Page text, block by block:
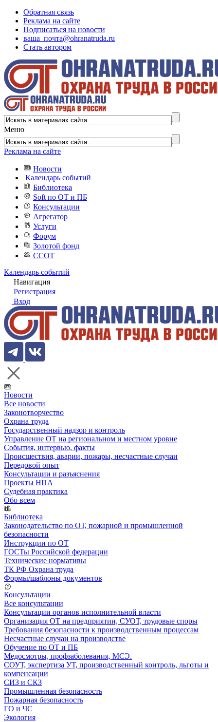
Обратная связь
Реклама на сайте
Подписаться на новости
ваша_почта@ohranatruda.ru
Стать автором
Меню
Реклама на сайте
Новости
Календарь событий
Библиотека
Soft по ОТ и ПБ
Консультации
Агрегатор
Услуги
Форум
Золотой фонд
ССОТ
Календарь событий
Навигация
Регистрация
Вход
Новости
Все новости
Законотворчество
Охрана труда
Государственный надзор и контроль
Управление ОТ на региональном и местном уровне
События, интервью, факты
Происшествия, аварии, пожары, несчастные случаи
Передовой опыт
Консультации и разъяснения
Проекты НПА
Судебная практика
Обо всем
Библиотека
Законодательство по ОТ, пожарной и промышленной
безопасности
Инструкции по ОТ
ГОСТы Российской федерации
Технические нормативы
ТК РФ Охрана труда
Формы/шаблоны документов
Консультации
Все консультации
Консультации органов исполнительной власти
Организация ОТ на предприятии, СУОТ, трудовые споры
Требования безопасности к производственным процессам
Несчастные случаи на производстве
Обучение по ОТ и ПБ
Медосмотры, профзаболевания, МСЭ.
СОУТ, экспертиза УТ, производственный контроль, льготы и
компенсации
СИЗ и СКЗ
Промышленная безопасность
Пожарная безопасность
ГО и ЧС
Экология